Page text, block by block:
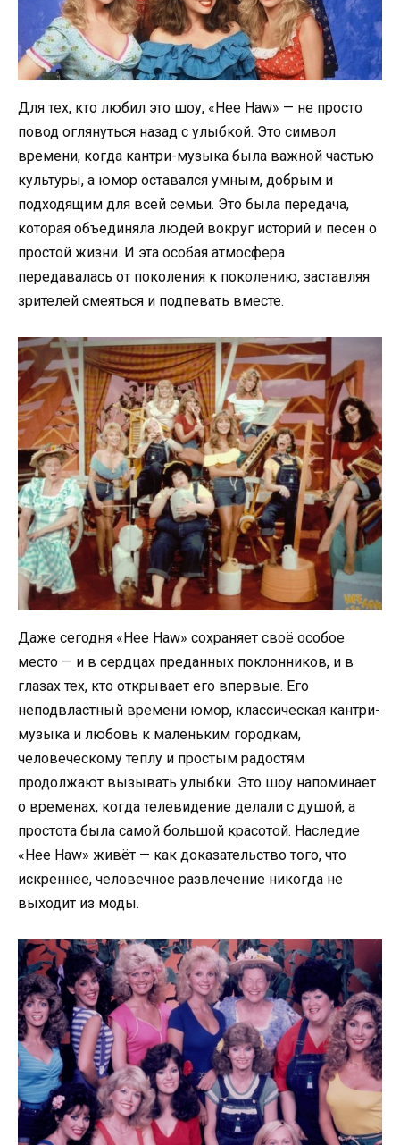
Для тех, кто любил это шоу, «Hee Haw» — не просто
повод оглянуться назад с улыбкой. Это символ
времени, когда кантри-музыка была важной частью
культуры, а юмор оставался умным, добрым и
подходящим для всей семьи. Это была передача,
которая объединяла людей вокруг историй и песен о
простой жизни. И эта особая атмосфера
передавалась от поколения к поколению, заставляя
зрителей смеяться и подпевать вместе.
Даже сегодня «Hee Haw» сохраняет своё особое
место — и в сердцах преданных поклонников, и в
глазах тех, кто открывает его впервые. Его
неподвластный времени юмор, классическая кантри-
музыка и любовь к маленьким городкам,
человеческому теплу и простым радостям
продолжают вызывать улыбки. Это шоу напоминает
о временах, когда телевидение делали с душой, а
простота была самой большой красотой. Наследие
«Hee Haw» живёт — как доказательство того, что
искреннее, человечное развлечение никогда не
выходит из моды.